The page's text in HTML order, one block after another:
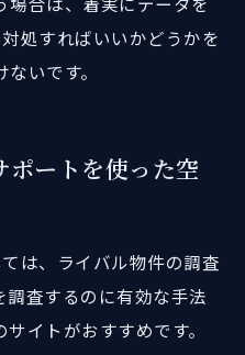
処すればいいかどうかを
いです。
ートを使った空
は、ライバル物件の調査
査するのに有効な手法
イトがおすすめです。